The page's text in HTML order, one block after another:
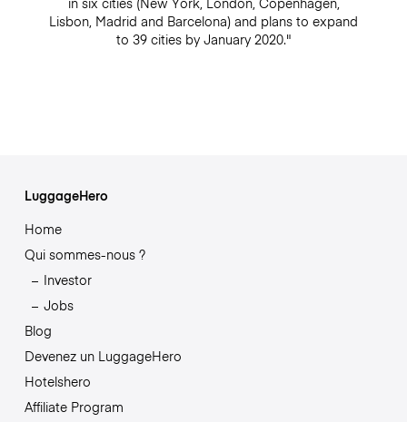
Lisbon, Madrid and Barcelona) and plans to expand
to 39 cities by January 2020."
LuggageHero
Home
Qui sommes-nous ?
Investor
Jobs
Blog
Devenez un LuggageHero
Hotelshero
Affiliate Program